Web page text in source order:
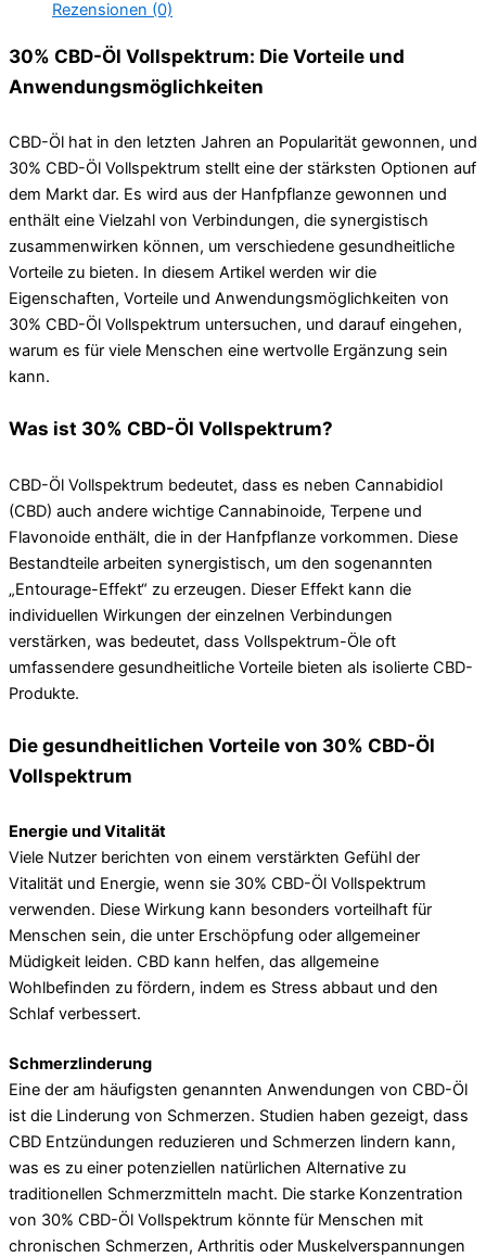
Rezensionen (0)
30% CBD-Öl Vollspektrum: Die Vorteile und
Anwendungsmöglichkeiten
CBD-Öl hat in den letzten Jahren an Popularität gewonnen, und
30% CBD-Öl Vollspektrum stellt eine der stärksten Optionen auf
dem Markt dar. Es wird aus der Hanfpflanze gewonnen und
enthält eine Vielzahl von Verbindungen, die synergistisch
zusammenwirken können, um verschiedene gesundheitliche
Vorteile zu bieten. In diesem Artikel werden wir die
Eigenschaften, Vorteile und Anwendungsmöglichkeiten von
30% CBD-Öl Vollspektrum untersuchen, und darauf eingehen,
warum es für viele Menschen eine wertvolle Ergänzung sein
kann.
Was ist 30% CBD-Öl Vollspektrum?
CBD-Öl Vollspektrum bedeutet, dass es neben Cannabidiol
(CBD) auch andere wichtige Cannabinoide, Terpene und
Flavonoide enthält, die in der Hanfpflanze vorkommen. Diese
Bestandteile arbeiten synergistisch, um den sogenannten
„Entourage-Effekt“ zu erzeugen. Dieser Effekt kann die
individuellen Wirkungen der einzelnen Verbindungen
verstärken, was bedeutet, dass Vollspektrum-Öle oft
umfassendere gesundheitliche Vorteile bieten als isolierte CBD-
Produkte.
Die gesundheitlichen Vorteile von 30% CBD-Öl
Vollspektrum
Energie und Vitalität
Viele Nutzer berichten von einem verstärkten Gefühl der
Vitalität und Energie, wenn sie 30% CBD-Öl Vollspektrum
verwenden. Diese Wirkung kann besonders vorteilhaft für
Menschen sein, die unter Erschöpfung oder allgemeiner
Müdigkeit leiden. CBD kann helfen, das allgemeine
Wohlbefinden zu fördern, indem es Stress abbaut und den
Schlaf verbessert.
Schmerzlinderung
Eine der am häufigsten genannten Anwendungen von CBD-Öl
ist die Linderung von Schmerzen. Studien haben gezeigt, dass
CBD Entzündungen reduzieren und Schmerzen lindern kann,
was es zu einer potenziellen natürlichen Alternative zu
traditionellen Schmerzmitteln macht. Die starke Konzentration
von 30% CBD-Öl Vollspektrum könnte für Menschen mit
chronischen Schmerzen, Arthritis oder Muskelverspannungen